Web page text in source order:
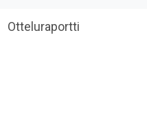
Otteluraportti